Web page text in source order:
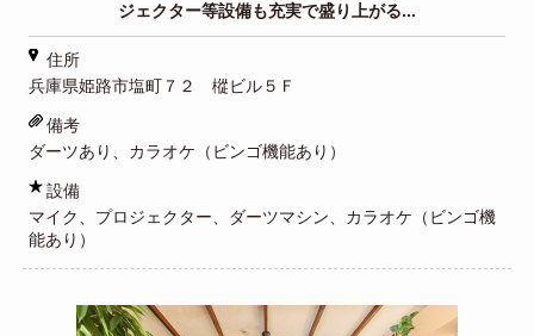
ジェクター等設備も充実で盛り上がる...
住所
兵庫県姫路市塩町７２ 樅ビル５Ｆ
備考
ダーツあり、カラオケ（ビンゴ機能あり）
設備
マイク、プロジェクター、ダーツマシン、カラオケ（ビンゴ機
能あり）